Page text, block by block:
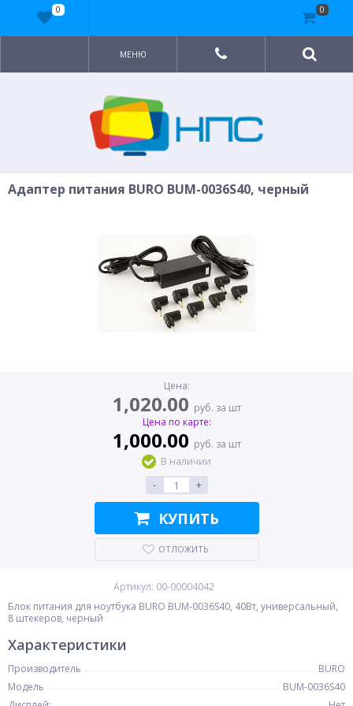
МЕНЮ
Адаптер питания BURO BUM-0036S40, черный
Цена:
1,020.00 руб. за шт
Цена по карте:
1,000.00 руб. за шт
В наличии
-
+
КУПИТЬ
ОТЛОЖИТЬ
Артикул: 00-00004042
Блок питания для ноутбука BURO BUM-0036S40, 40Вт, универсальный,
8 штекеров, черный
Характеристики
Производитель
BURO
Модель
BUM-0036S40
0 0